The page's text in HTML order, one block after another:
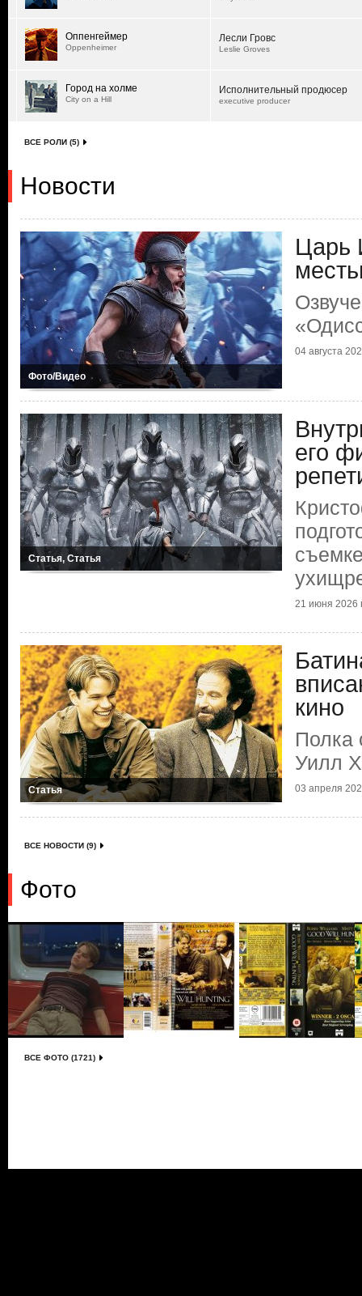
Оппенгеймер
Oppenheimer
Лесли Гровс
Leslie Groves
Город на холме
City on a Hill
Исполнительный продюсер
executive producer
ВСЕ РОЛИ (5)
Новости
Фото/Видео
Царь
04 августа
Статья, Статья
его
21 июня 2026
Статья
кино
Полка
Уилл
03 апреля
ВСЕ НОВОСТИ (9)
Фото
ВСЕ ФОТО (1721)